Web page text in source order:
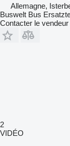
Allemagne,
Buswelt Bus
Contacter le vendeur
2
VIDÉO